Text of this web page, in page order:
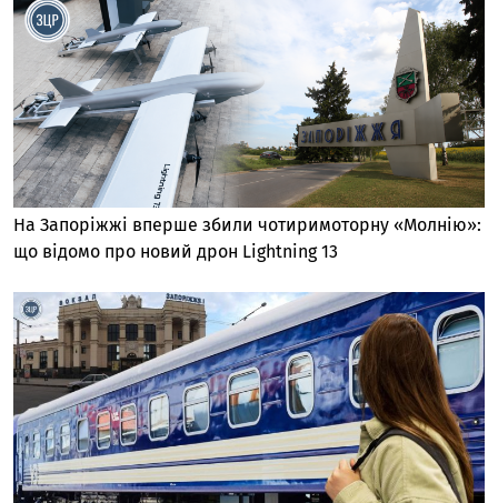
На Запоріжжі вперше збили чотиримоторну «Молнію»:
що відомо про новий дрон Lightning 13